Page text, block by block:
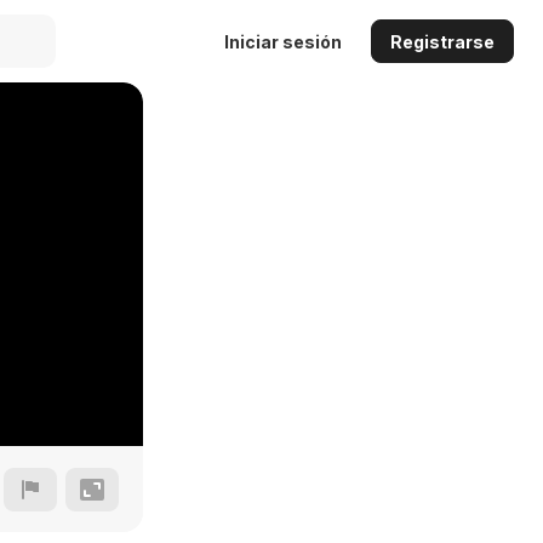
Iniciar sesión Registrarse